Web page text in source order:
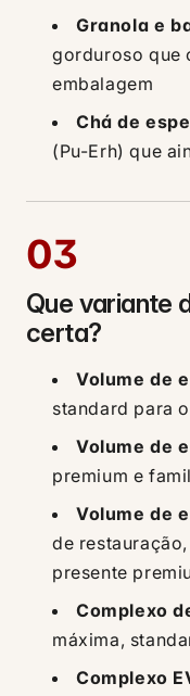
Granola e
gorduroso que
embalagem
Chá de
(Pu-Erh) que
03
Que variante
certa?
Volume de
standard para
Volume de
premium e
Volume de
de
presente
Complexo
máxima,
Complexo